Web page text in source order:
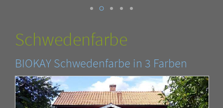
Schwedenfarbe
BIOKAY Schwedenfarbe in 3 Farben